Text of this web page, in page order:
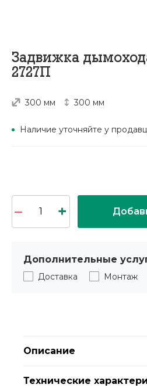
Задвижка
2727П
300 мм 300 мм
Наличие уточняйте у
Дополнительные
Доставка Монтаж
Описание
Технические